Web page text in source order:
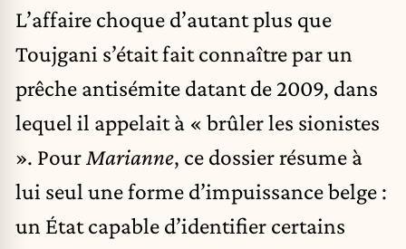
L’affaire choque d’autant plus que
Toujgani s’était fait connaître par un
prêche antisémite datant de 2009, dans
lequel il appelait à « brûler les sionistes
». Pour Marianne, ce dossier résume à
lui seul une forme d’impuissance belge :
un État capable d’identifier certains